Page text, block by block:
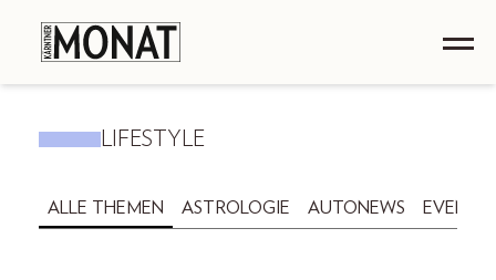
LIFESTYLE
ALLE THEMEN ASTROLOGIE AUTONEWS EVENTS